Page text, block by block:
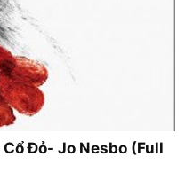
Đỏ- Jo Nesbo (Full